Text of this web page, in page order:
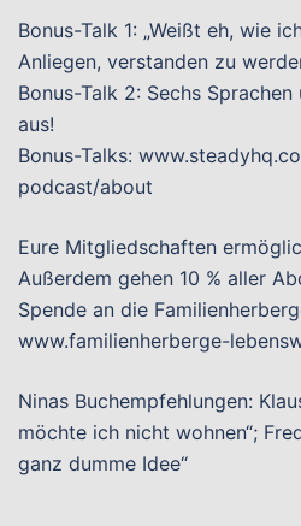
Bonus-Talk 1: „Weißt eh, wie
Anliegen, verstanden zu
Bonus-Talk 2: Sechs
aus!
Bonus-Talks:
podcast/about
Eure Mitgliedschaften
Außerdem gehen 10 % aller
Spende an die
www.familienherberge-
Ninas Buchempfehlungen:
möchte ich nicht wohnen“;
ganz dumme Idee“